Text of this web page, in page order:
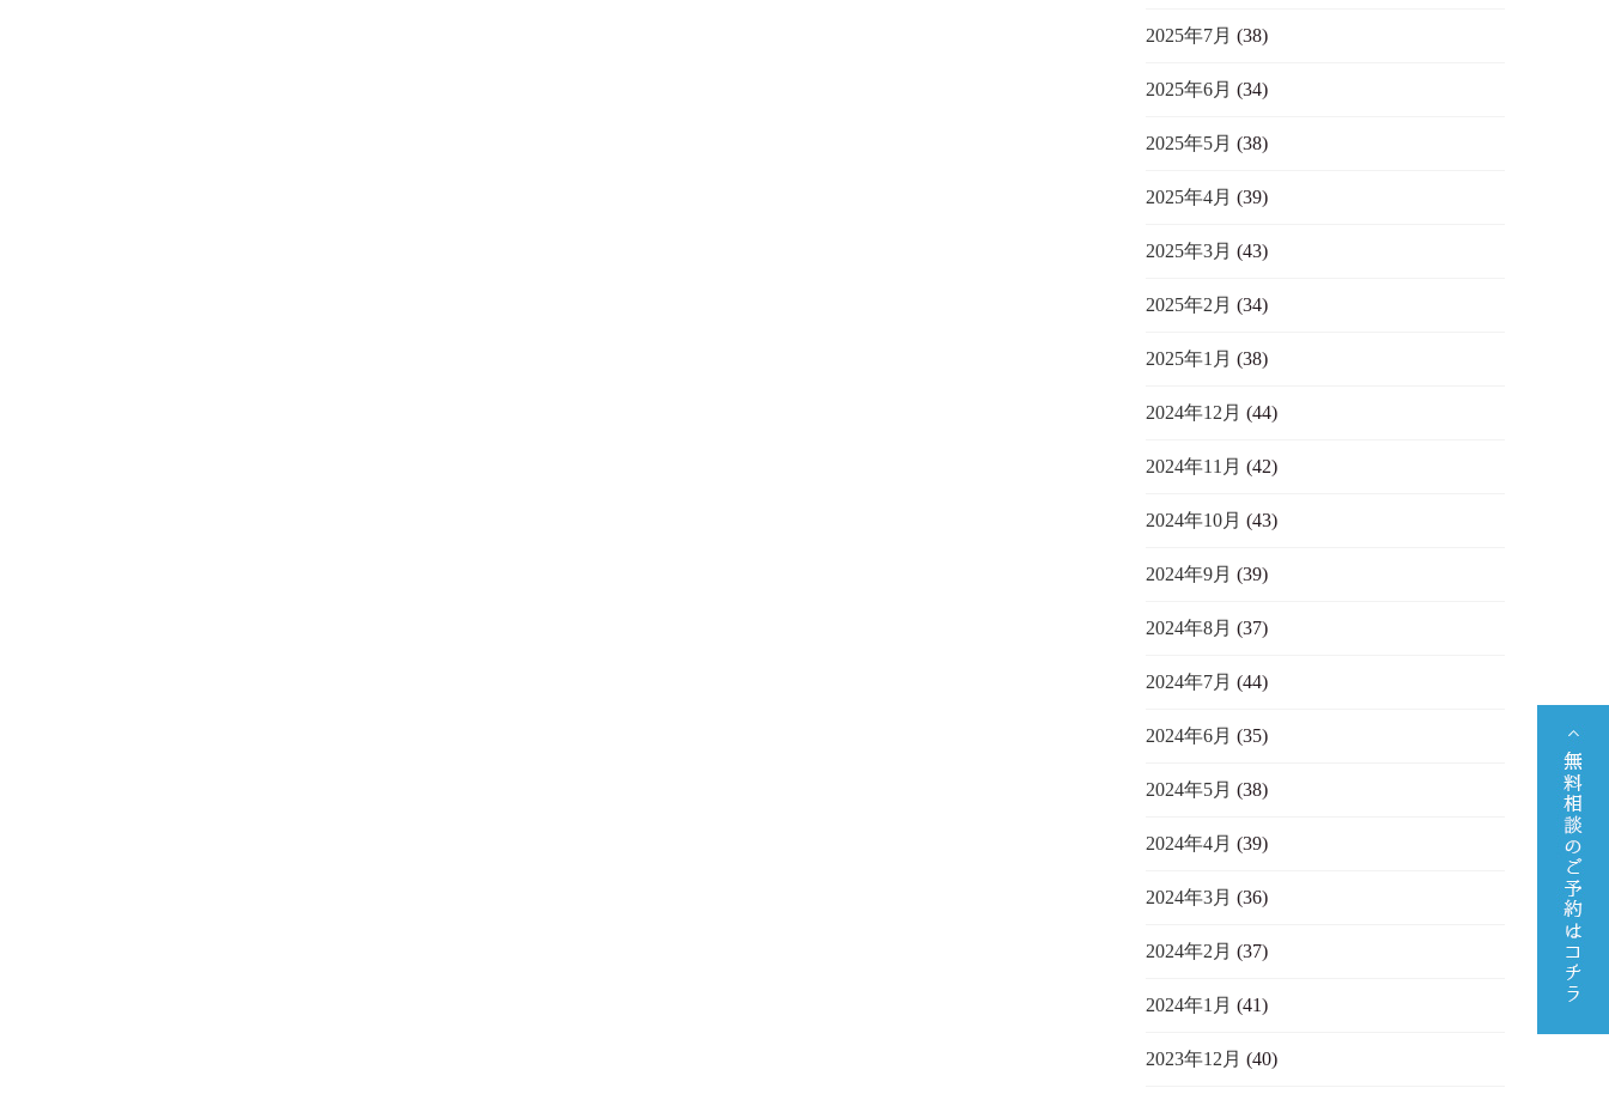
2025年7月 (38)
2025年6月 (34)
2025年5月 (38)
2025年4月 (39)
2025年3月 (43)
2025年2月 (34)
2025年1月 (38)
2024年12月 (44)
2024年11月 (42)
2024年10月 (43)
2024年9月 (39)
2024年8月 (37)
2024年7月 (44)
2024年6月 (35)
2024年5月 (38)
2024年4月 (39)
2024年3月 (36)
2024年2月 (37)
2024年1月 (41)
2023年12月 (40)